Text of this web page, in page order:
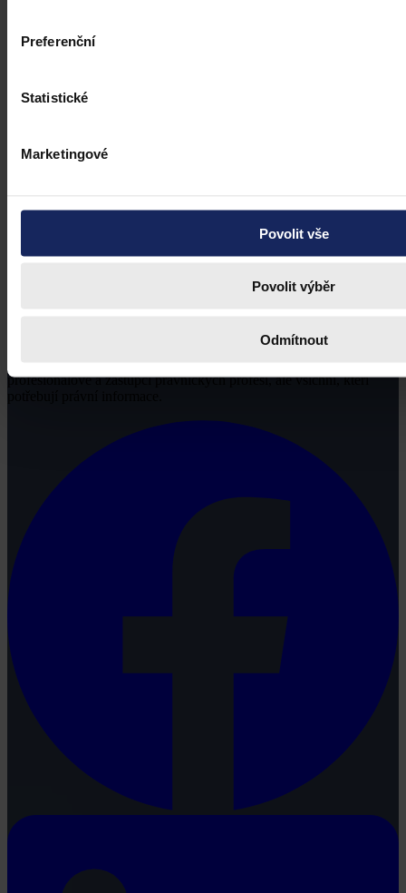
Preferenční
Statistické
Marketingové
Povolit vše
Povolit výběr
Odmítnout
profesionálové a zástupci právnických profesí, ale všichni, kteří